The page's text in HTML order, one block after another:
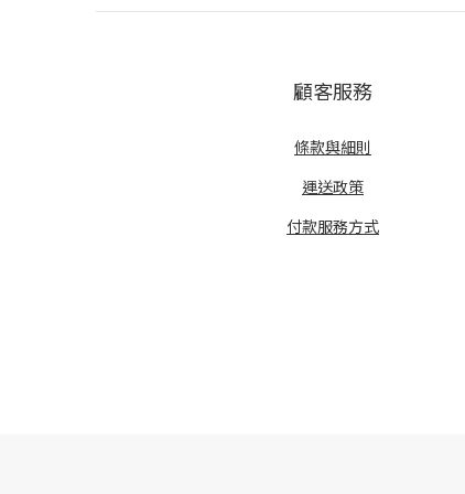
顧客服務
條款與細則
運送政策
付款服務方式